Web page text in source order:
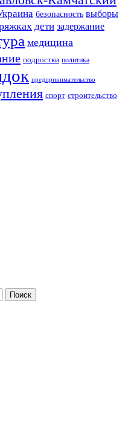
безопасность выборы
дети задержание
медицина
подростки политика
предпринимательство
спорт строительство
КРАЯ.